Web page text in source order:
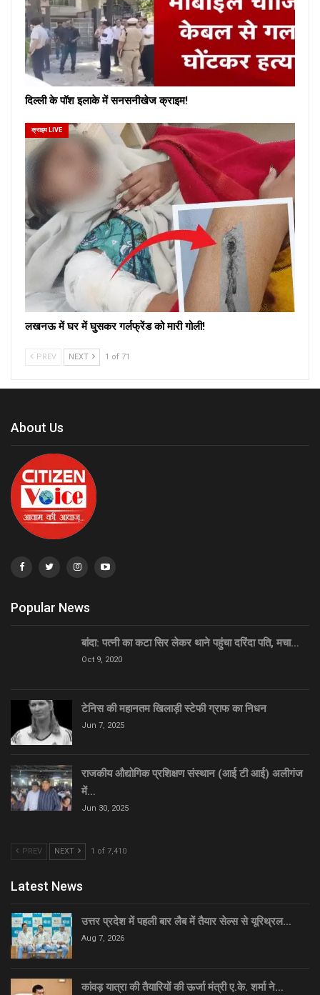
दिल्ली के पॉश इलाके में सनसनीखेज क्राइम!
क्राइम LIVE
लखनऊ में घर में घुसकर गर्लफ्रेंड को मारी गोली!
PREV NEXT 1 of 71
About Us
Popular News
बांदा: पत्नी का कटा सिर लेकर थाने पहुंचा दरिंदा पति, मचा…
Oct 9, 2020
टेनिस की महानतम खिलाड़ी स्टेफी ग्राफ का निधन
Jun 7, 2025
राजकीय औद्योगिक प्रशिक्षण संस्थान (आई टी आई) अलीगंज
में…
Jun 30, 2025
PREV NEXT 1 of 7,410
Latest News
उत्तर प्रदेश में पहली बार लैब में तैयार सेल्स से यूरिथ्रल…
Aug 7, 2026
कांवड़ यात्रा की तैयारियों की ऊर्जा मंत्री ए.के. शर्मा ने…